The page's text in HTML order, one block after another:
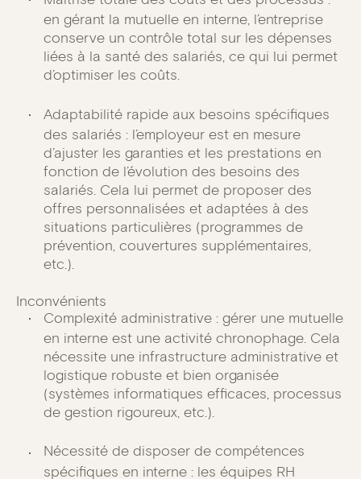
en gérant la mutuelle en interne, l’entreprise
conserve un contrôle total sur les dépenses
liées à la santé des salariés, ce qui lui permet
d’optimiser les coûts.
Adaptabilité rapide aux besoins spécifiques
des salariés : l’employeur est en mesure
d’ajuster les garanties et les prestations en
fonction de l’évolution des besoins des
salariés. Cela lui permet de proposer des
offres personnalisées et adaptées à des
situations particulières (programmes de
prévention, couvertures supplémentaires,
etc.).
Inconvénients
Complexité administrative : gérer une mutuelle
en interne est une activité chronophage. Cela
nécessite une infrastructure administrative et
logistique robuste et bien organisée
(systèmes informatiques efficaces, processus
de gestion rigoureux, etc.).
Nécessité de disposer de compétences
spécifiques en interne : les équipes RH